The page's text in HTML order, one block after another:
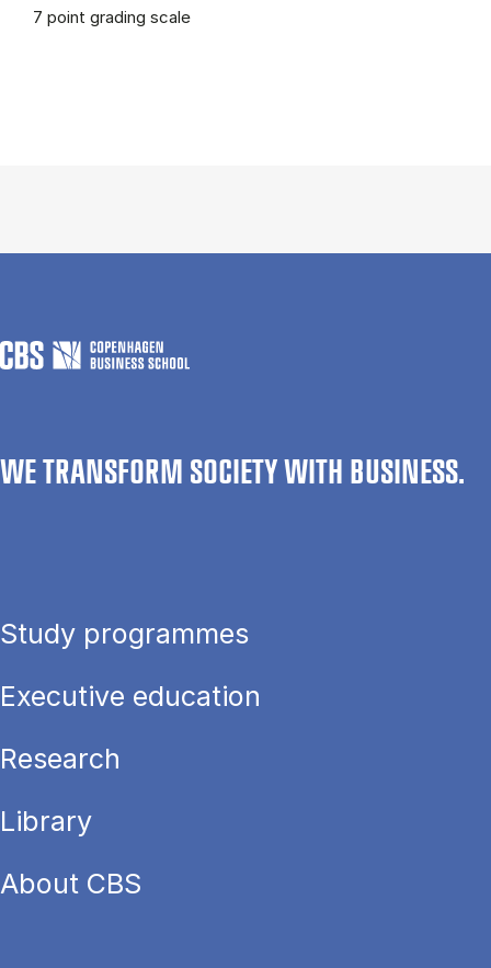
7 point grading scale
WE TRANSFORM SOCIETY WITH BUSINESS.
Study programmes
Executive education
Research
Library
About CBS